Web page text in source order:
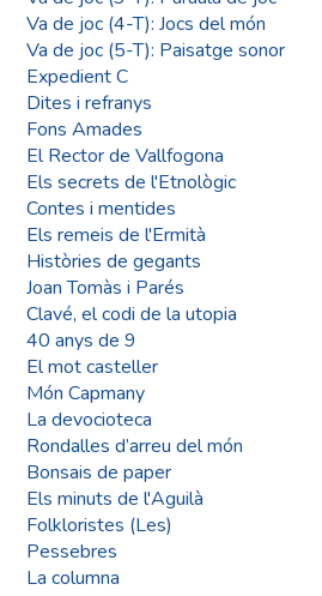
Va de joc (4-T): Jocs del món
Va de joc (5-T): Paisatge sonor
Expedient C
Dites i refranys
Fons Amades
El Rector de Vallfogona
Els secrets de l'Etnològic
Contes i mentides
Els remeis de l'Ermità
Històries de gegants
Joan Tomàs i Parés
Clavé, el codi de la utopia
40 anys de 9
El mot casteller
Món Capmany
La devocioteca
Rondalles d’arreu del món
Bonsais de paper
Els minuts de l'Aguilà
Folkloristes (Les)
Pessebres
La columna